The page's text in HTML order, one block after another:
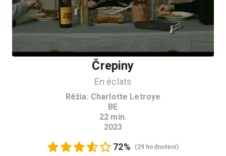
Črepiny
En éclats
Réžia: Charlotte Letroye
BE
22 min.
2023
72% (29 hodnotení)